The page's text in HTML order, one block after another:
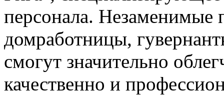
персонала.
домработницы,
смогут значительно
качественно и